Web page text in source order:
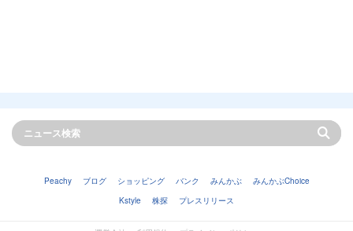
Peachy ブログ ショッピング バンク みんかぶ
みんかぶChoice
Kstyle
株探 プレスリリース